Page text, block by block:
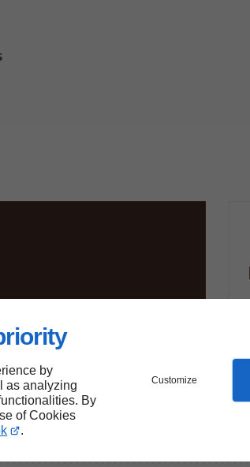
by
as analyzing
By
of Cookies
.
Customize